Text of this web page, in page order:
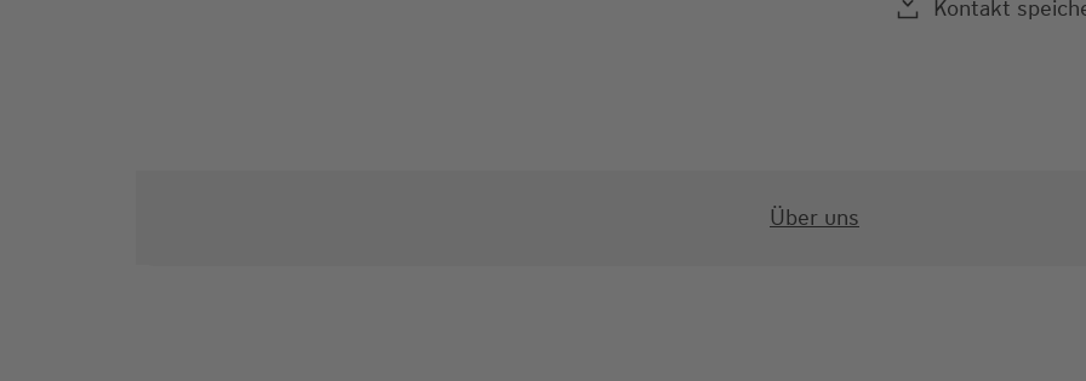
Kontakt
Über uns